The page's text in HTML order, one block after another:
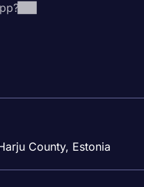
County, Estonia